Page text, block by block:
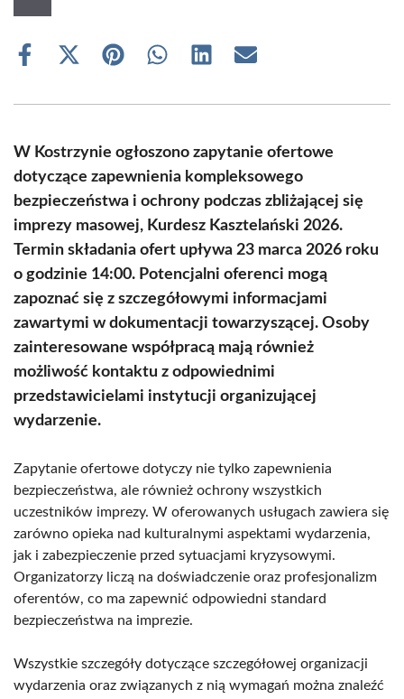
Share
Share
(Twitter)
Share Share Share Share
W Kostrzynie ogłoszono zapytanie ofertowe
dotyczące zapewnienia kompleksowego
bezpieczeństwa i ochrony podczas zbliżającej się
imprezy masowej, Kurdesz Kasztelański 2026.
Termin składania ofert upływa 23 marca 2026 roku
o godzinie 14:00. Potencjalni oferenci mogą
zapoznać się z szczegółowymi informacjami
zawartymi w dokumentacji towarzyszącej. Osoby
zainteresowane współpracą mają również
możliwość kontaktu z odpowiednimi
przedstawicielami instytucji organizującej
wydarzenie.
Zapytanie ofertowe dotyczy nie tylko zapewnienia
bezpieczeństwa, ale również ochrony wszystkich
uczestników imprezy. W oferowanych usługach zawiera się
zarówno opieka nad kulturalnymi aspektami wydarzenia,
jak i zabezpieczenie przed sytuacjami kryzysowymi.
Organizatorzy liczą na doświadczenie oraz profesjonalizm
oferentów, co ma zapewnić odpowiedni standard
bezpieczeństwa na imprezie.
Wszystkie szczegóły dotyczące szczegółowej organizacji
wydarzenia oraz związanych z nią wymagań można znaleźć